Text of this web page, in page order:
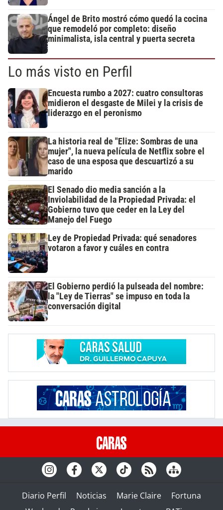
Ángel de Brito mostró cómo quedó la cocina
que remodeló por completo: diseño
minimalista, isla central y puerta secreta
Lo más visto en Perfil
Encuesta rumbo a 2027: cuatro consultoras
midieron el desgaste de Milei y la crisis de
liderazgo en el peronismo
La historia real de "Elize: Sombras de una
mujer", la nueva película de Netflix sobre el
caso de una esposa que descuartizó a su
marido
El Senado dio media sanción a la
Inviolabilidad de la Propiedad Privada: el
Gobierno tuvo que ceder en la Ley del
Manejo del Fuego
Ley de Propiedad Privada: qué senadores
votaron a favor y cuáles en contra
El Gobierno perdió la pulseada del nombre:
la "Ley de Tierras" se impuso en toda la
conversación digital
Diario Perfil Noticias Marie Claire
Fortuna